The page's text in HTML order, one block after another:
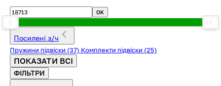
OK
Посилені з/ч
Пружини підвіски (37) Комплекти підвіски (25)
ПОКАЗАТИ ВСІ
ФІЛЬТРИ